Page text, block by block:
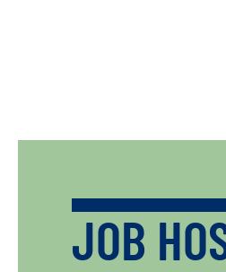
JOB